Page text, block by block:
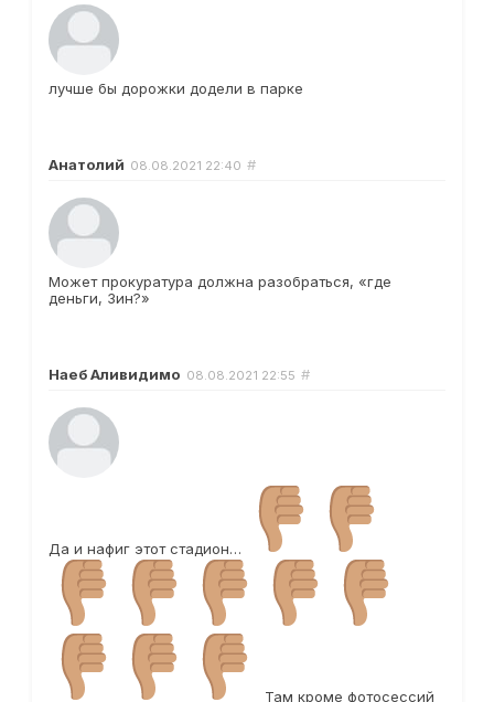
лучше бы дорожки додели в парке
Анатолий 08.08.2021 22:40 #
Может прокуратура должна разобраться, «где
деньги, Зин?»
Наеб Аливидимо 08.08.2021 22:55 #
Да и нафиг этот стадион…
Там кроме фотосессий